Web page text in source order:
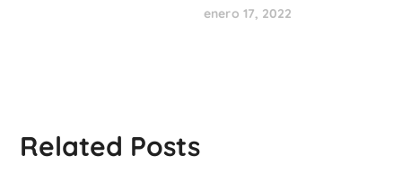
enero 17, 2022
Related Posts